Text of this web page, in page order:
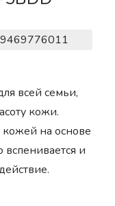
всей семьи,
кожи.
на основе
и